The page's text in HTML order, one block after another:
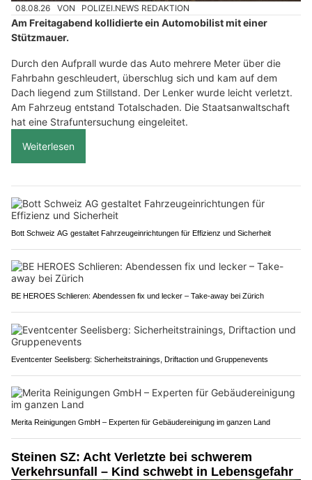
08.08.26 VON POLIZEI.NEWS REDAKTION
Am Freitagabend kollidierte ein Automobilist mit einer
Stützmauer.
Durch den Aufprall wurde das Auto mehrere Meter über die
Fahrbahn geschleudert, überschlug sich und kam auf dem
Dach liegend zum Stillstand. Der Lenker wurde leicht verletzt.
Am Fahrzeug entstand Totalschaden. Die Staatsanwaltschaft
hat eine Strafuntersuchung eingeleitet.
Weiterlesen
Bott Schweiz AG gestaltet Fahrzeugeinrichtungen für Effizienz und Sicherheit
BE HEROES Schlieren: Abendessen fix und lecker – Take-away bei Zürich
Eventcenter Seelisberg: Sicherheitstrainings, Driftaction und Gruppenevents
Merita Reinigungen GmbH – Experten für Gebäudereinigung im ganzen Land
Steinen SZ: Acht Verletzte bei schwerem
Verkehrsunfall – Kind schwebt in Lebensgefahr